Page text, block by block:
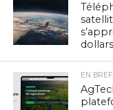
EN BREF